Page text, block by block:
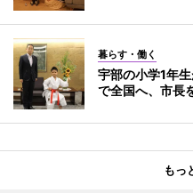
暮らす・働く
宇部の小学1年
で全国へ、市長
もっ